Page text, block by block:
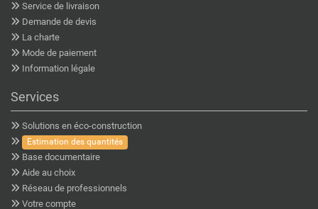
Service de livraison
Demande de devis
La charte
Mode de paiement
Information légale
Services
Solutions en éco-construction
Estimation des quantités
Base documentaire
Aide au choix
Réseau de professionnels
Votre compte